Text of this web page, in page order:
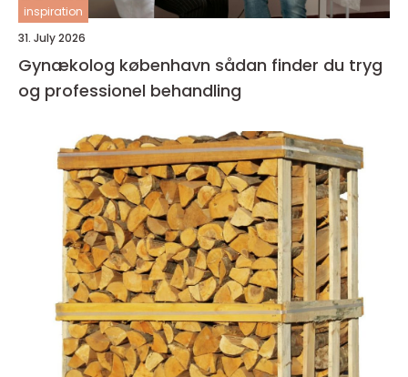
inspiration
31. July 2026
Gynækolog københavn sådan finder du tryg
og professionel behandling